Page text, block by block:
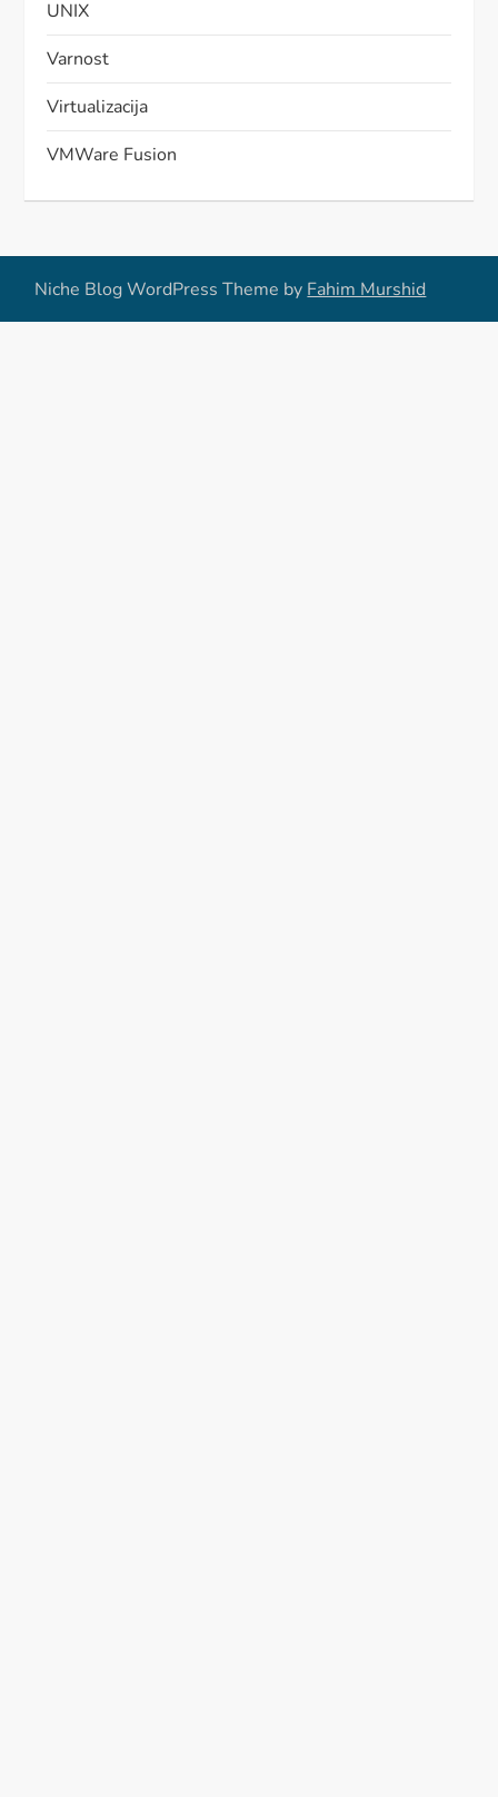
UNIX
Varnost
Virtualizacija
VMWare Fusion
Niche Blog WordPress Theme by Fahim Murshid